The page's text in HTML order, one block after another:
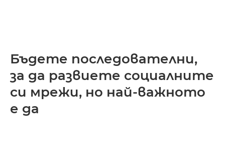
Бъдете последователни,
за да развиете социалните
си мрежи, но най-важното
е да